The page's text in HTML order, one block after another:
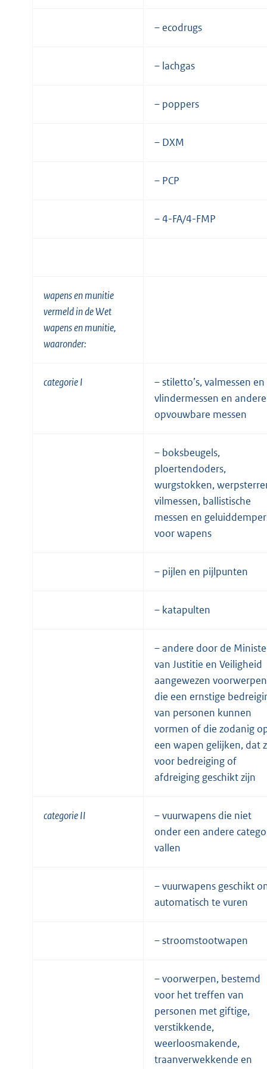
– ecodrugs
– lachgas
– poppers
– DXM
– PCP
– 4-FA/4-FMP
wapens en munitie
vermeld in de Wet
wapens en munitie,
waaronder:
categorie I
– stiletto’s, valmessen en
vlindermessen en andere
opvouwbare messen
– boksbeugels,
ploertendoders,
wurgstokken,
vilmessen, ballistische
messen en
voor wapens
– pijlen en pijlpunten
– katapulten
– andere door de
van Justitie en Veiligheid
aangewezen voorwerpen
die een ernstige
van personen kunnen
vormen of die zodanig
een wapen gelijken, dat
voor bedreiging of
afdreiging geschikt zijn
categorie II
– vuurwapens die niet
onder een andere
vallen
– vuurwapens geschikt
automatisch te vuren
– stroomstootwapen
– voorwerpen, bestemd
voor het treffen van
personen met giftige,
verstikkende,
weerloosmakende,
traanverwekkende en